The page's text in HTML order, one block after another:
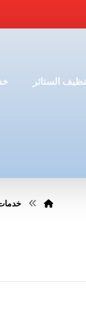
الستائر